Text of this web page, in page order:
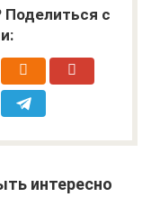
Поделиться с
интересно